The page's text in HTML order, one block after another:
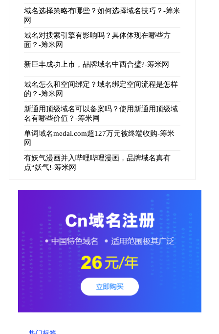
域名选择策略有哪些？如何选择域名技巧？-筹米
网
域名对搜索引擎有影响吗？具体体现在哪些方
面？-筹米网
新巨丰成功上市，品牌域名中西合璧?-筹米网
域名怎么和空间绑定？域名绑定空间流程是怎样
的？-筹米网
新通用顶级域名可以备案吗？使用新通用顶级域
名有哪些价值？-筹米网
单词域名medal.com超127万元被终端收购-筹米
网
有妖气漫画并入哔哩哔哩漫画，品牌域名真有
点“妖气!-筹米网